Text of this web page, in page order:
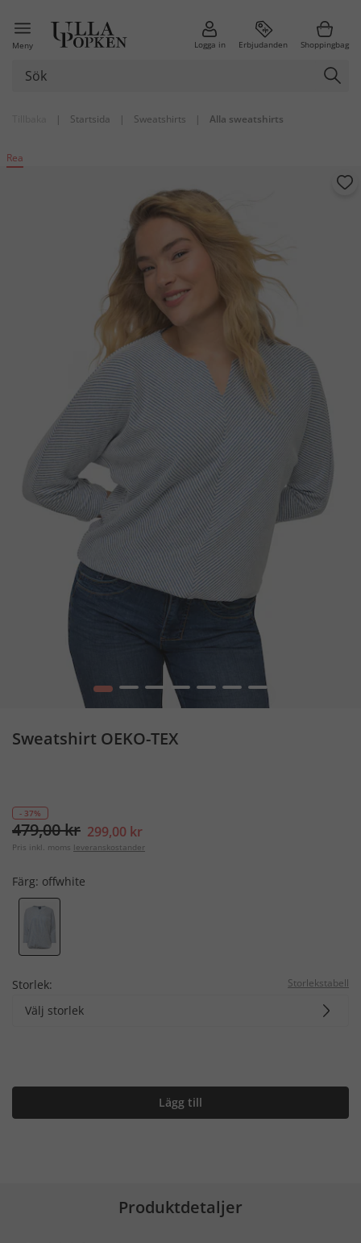
Meny Logga in Erbjudanden Shoppingbag
| Startsida | Sweatshirts | Alla sweatshirts
Rea
1 2 3 4 5 6 7
Sweatshirt OEKO-TEX
- 37%
479,00 kr 299,00 kr
Pris inkl. moms leveranskostander
Färg: offwhite
Storlek: Storlekstabell
Välj storlek
Lägg till
Produktdetaljer